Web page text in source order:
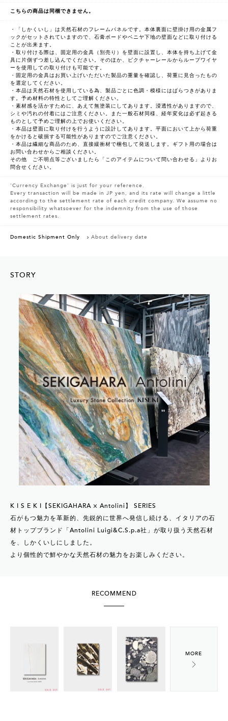
こちらの商品は同梱できません。
・「しかくいし」は天然石材のフレームパネルです。本体裏面に壁掛け用の金属フ
ックがセットされていますので、石膏ボードやベニヤ下地の壁面などに取り付ける
ことが出来ます。
・取り付ける際は、固定用の金具（別売り）を壁面に設置し、本体を持ち上げて金
具に片側ずつ差し込んでください。そのほか、ピクチャーレールからループワイヤ
ーを使用しての取り付けも可能です。
・固定用の金具はお買い上げいただいた製品の重量を確認し、荷重に見合ったもの
を選定してください。
・本品は天然石材を使用している為、製品ごとに色調・模様にはばらつきがありま
す。予め材料の特性としてご理解ください。
・素材感を活かすために、あえて無塗装にしてあります。浸透性がありますので、
シミや汚れの付着にはご注意ください。また一般石材同様、経年変化は必ず起きる
ものとして予めご理解の上でお使いください。
・本品は壁面に取り付けを行うように設計してあります。平面において上から荷重
をかけると破損する可能性がありますのでご注意ください。
・本品は繊細な商品のため、直接緩衝材で梱包して発送します。ギフト用の場合は
お問い合わせからご相談ください。
その他 ご不明点等ございましたら「このアイテムについて問い合わせる」よりお
問合せください。
'Currency Exchange' is just for your reference.
Every transaction will be made in JP yen, and its rate will change a little
according to the settlement rate of each credit company. We assume no
responsibility whatsoever for the indemnity from the use of those
settlement rates.
Domestic Shipment Only About delivery date
STORY
K I S E K I【SEKIGAHARA × Antolini】 SERIES
石がもつ魅力を革新的、先鋭的に世界へ発信し続ける、イタリアの石
材トップブランド「Antolini Luigi&C.S.p.a社」が取り扱う天然石材
を、しかくいしにしました。
より個性的で鮮やかな天然石材の魅力をお楽しみください。
RECOMMEND